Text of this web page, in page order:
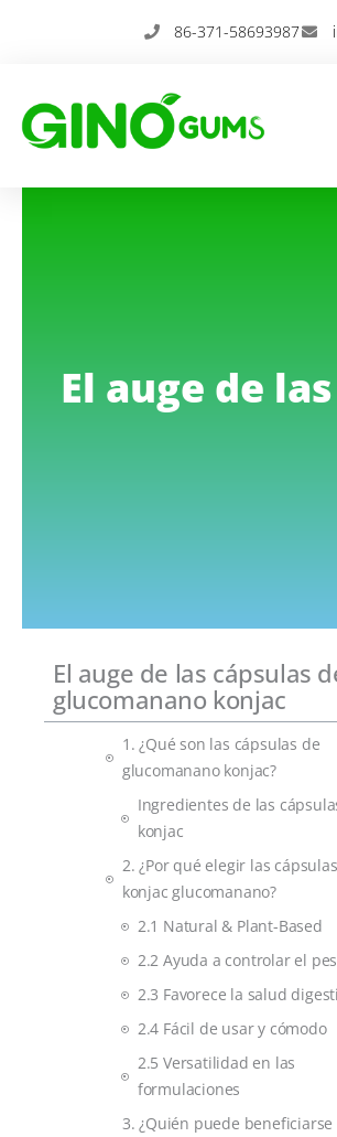
86-371-58693987
El auge de
El auge de las cápsulas
glucomanano konjac
1. ¿Qué son las cápsulas de
glucomanano konjac?
Ingredientes de las
konjac
2. ¿Por qué elegir las
konjac glucomanano?
2.1 Natural & Plant-Based
2.2 Ayuda a controlar el
2.3 Favorece la salud
2.4 Fácil de usar y cómodo
2.5 Versatilidad en las
formulaciones
3. ¿Quién puede beneficiarse